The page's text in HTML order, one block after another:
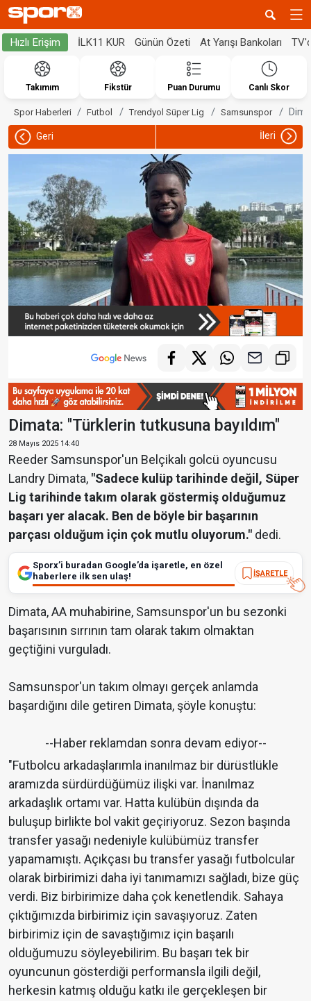
Hızlı Erişim İLK11 KUR Günün Özeti At Yarışı Bankoları
Takımım Fikstür Puan Durumu Canlı Skor
Spor Haberleri Futbol Trendyol Süper Lig Samsunspor
Geri İleri
Dimata: "Türklerin tutkusuna bayıldım"
28 Mayıs 2025 14:40
Reeder Samsunspor'un Belçikalı golcü oyuncusu
Landry Dimata, "Sadece kulüp tarihinde değil, Süper
Lig tarihinde takım olarak göstermiş olduğumuz
başarı yer alacak. Ben de böyle bir başarının
parçası olduğum için çok mutlu oluyorum." dedi.
Sporx’i buradan Google’da işaretle, en özel
haberlere ilk sen ulaş!
İŞARETLE
Dimata, AA muhabirine, Samsunspor'un bu sezonki
başarısının sırrının tam olarak takım olmaktan
geçtiğini vurguladı.
Samsunspor'un takım olmayı gerçek anlamda
başardığını dile getiren Dimata, şöyle konuştu:
--Haber reklamdan sonra devam ediyor--
"Futbolcu arkadaşlarımla inanılmaz bir dürüstlükle
aramızda sürdürdüğümüz ilişki var. İnanılmaz
arkadaşlık ortamı var. Hatta kulübün dışında da
buluşup birlikte bol vakit geçiriyoruz. Sezon başında
transfer yasağı nedeniyle kulübümüz transfer
yapamamıştı. Açıkçası bu transfer yasağı futbolcular
olarak birbirimizi daha iyi tanımamızı sağladı, bize güç
verdi. Biz birbirimize daha çok kenetlendik. Sahaya
çıktığımızda birbirimiz için savaşıyoruz. Zaten
birbirimiz için de savaştığımız için başarılı
olduğumuzu söyleyebilirim. Bu başarı tek bir
oyuncunun gösterdiği performansla ilgili değil,
herkesin katmış olduğu katkı ile gerçekleşen bir